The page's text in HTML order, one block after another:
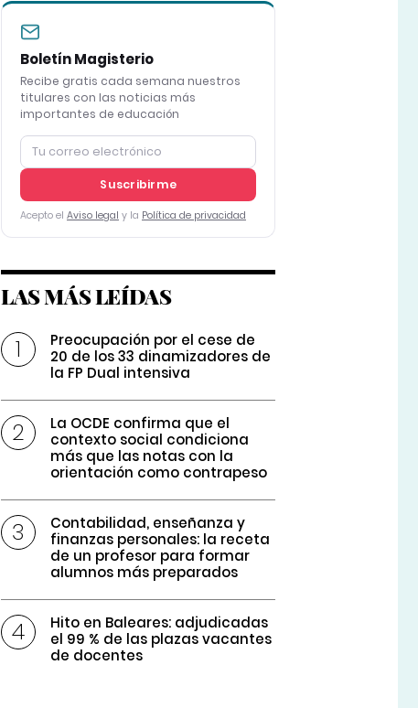
Boletín Magisterio
Recibe gratis cada semana nuestros
titulares con las noticias más
importantes de educación
Suscribirme
Acepto el Aviso legal y la Política de privacidad
LAS MÁS LEÍDAS
Preocupación por el cese de
20 de los 33 dinamizadores de
la FP Dual intensiva
La OCDE confirma que el
contexto social condiciona
más que las notas con la
orientación como contrapeso
Contabilidad, enseñanza y
finanzas personales: la receta
de un profesor para formar
alumnos más preparados
Hito en Baleares: adjudicadas
el 99 % de las plazas vacantes
de docentes